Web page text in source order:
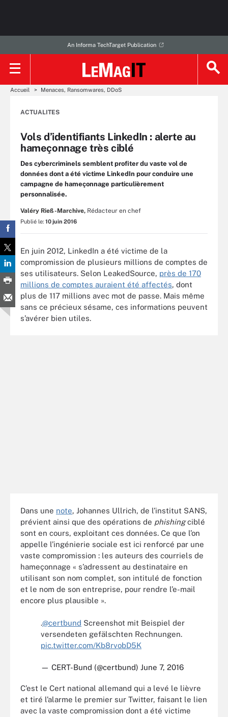
An Informa TechTarget Publication
Accueil Menaces, Ransomwares, DDoS
ACTUALITES
Vols d’identifiants LinkedIn : alerte au
hameçonnage très ciblé
Des cybercriminels semblent profiter du vaste vol de
données dont a été victime LinkedIn pour conduire une
campagne de hameçonnage particulièrement
personnalisée.
Valéry Rieß-Marchive, Rédacteur en chef
Publié le: 10 juin 2016
En juin 2012, LinkedIn a été victime de la
compromission de plusieurs millions de comptes de
ses utilisateurs. Selon LeakedSource, près de 170
millions de comptes auraient été affectés, dont
plus de 117 millions avec mot de passe. Mais même
sans ce précieux sésame, ces informations peuvent
s’avérer bien utiles.
Dans une note, Johannes Ullrich, de l’institut SANS,
prévient ainsi que des opérations de phishingciblé
sont en cours, exploitant ces données. Ce que l’on
appelle l’ingénierie sociale est ici renforcé par une
vaste compromission : les auteurs des courriels de
hameçonnage « s’adressent au destinataire en
utilisant son nom complet, son intitulé de fonction
et le nom de son entreprise, pour rendre l’e-mail
encore plus plausible ».
.@certbund Screenshot mit Beispiel der
versendeten gefälschten Rechnungen.
pic.twitter.com/Kb8rvobD5K
— CERT-Bund (@certbund) June 7, 2016
C’est le Cert national allemand qui a levé le lièvre
et tiré l’alarme le premier sur Twitter, faisant le lien
avec la vaste compromission dont a été victime